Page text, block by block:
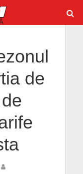
de